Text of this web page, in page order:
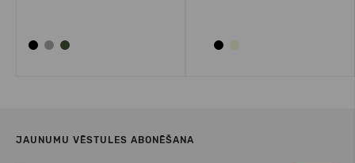
JAUNUMU VĒSTULES ABONĒŠANA